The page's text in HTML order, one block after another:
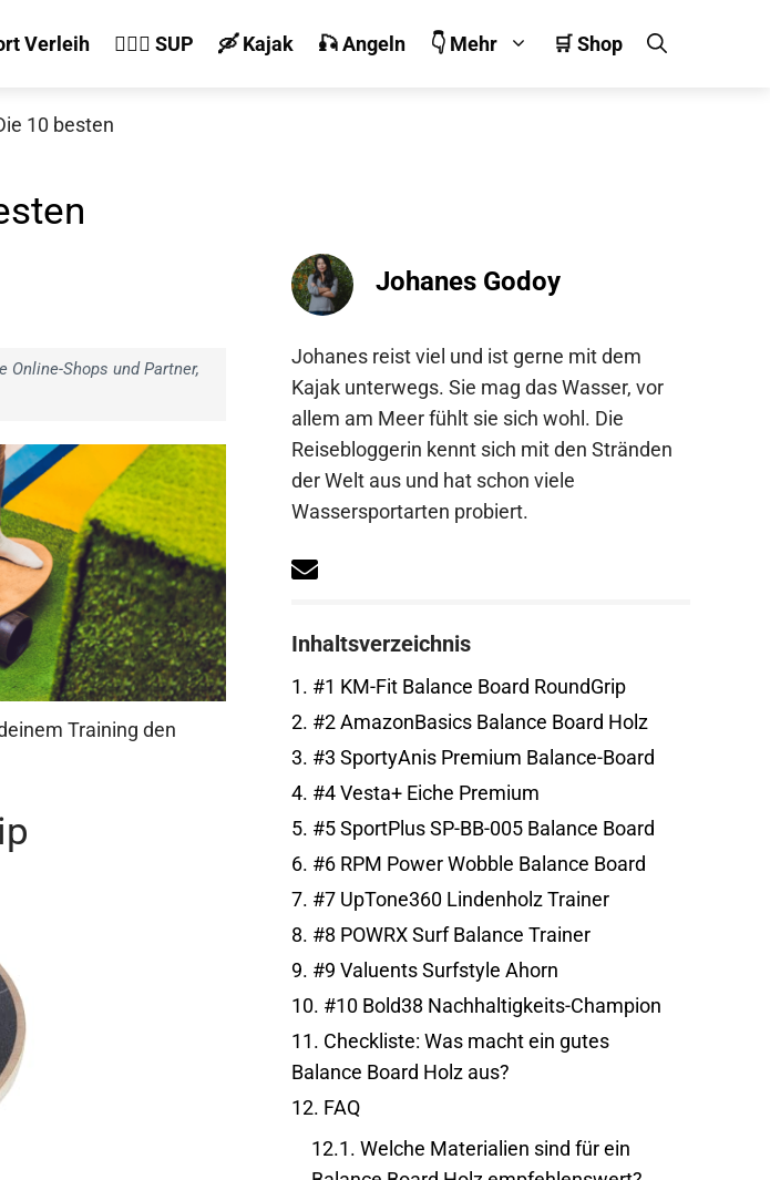
Verleih 🏄‍♀️🛶 SUP 🛶 Kajak 🎣 Angeln 👇 Mehr 🛒 Shop
10 besten
Shops und Partner,
Training den
Johanes Godoy
Johanes reist viel und ist gerne mit dem
Kajak unterwegs. Sie mag das Wasser, vor
allem am Meer fühlt sie sich wohl. Die
Reisebloggerin kennt sich mit den Stränden
der Welt aus und hat schon viele
Wassersportarten probiert.
Inhaltsverzeichnis
1. #1 KM-Fit Balance Board RoundGrip
2. #2 AmazonBasics Balance Board Holz
3. #3 SportyAnis Premium Balance-Board
4. #4 Vesta+ Eiche Premium
5. #5 SportPlus SP-BB-005 Balance Board
6. #6 RPM Power Wobble Balance Board
7. #7 UpTone360 Lindenholz Trainer
8. #8 POWRX Surf Balance Trainer
9. #9 Valuents Surfstyle Ahorn
10. #10 Bold38 Nachhaltigkeits-Champion
11. Checkliste: Was macht ein gutes
Balance Board Holz aus?
12. FAQ
12.1. Welche Materialien sind für ein